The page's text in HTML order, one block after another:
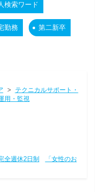
検索ワード
勤務 第二新卒
> テクニカルサポート・
用・監視
全週休2日制
「女性のお